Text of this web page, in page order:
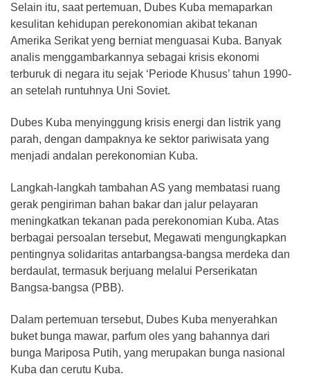
Selain itu, saat pertemuan, Dubes Kuba memaparkan
kesulitan kehidupan perekonomian akibat tekanan
Amerika Serikat yeng berniat menguasai Kuba. Banyak
analis menggambarkannya sebagai krisis ekonomi
terburuk di negara itu sejak ‘Periode Khusus’ tahun 1990-
an setelah runtuhnya Uni Soviet.
Dubes Kuba menyinggung krisis energi dan listrik yang
parah, dengan dampaknya ke sektor pariwisata yang
menjadi andalan perekonomian Kuba.
Langkah-langkah tambahan AS yang membatasi ruang
gerak pengiriman bahan bakar dan jalur pelayaran
meningkatkan tekanan pada perekonomian Kuba. Atas
berbagai persoalan tersebut, Megawati mengungkapkan
pentingnya solidaritas antarbangsa-bangsa merdeka dan
berdaulat, termasuk berjuang melalui Perserikatan
Bangsa-bangsa (PBB).
Dalam pertemuan tersebut, Dubes Kuba menyerahkan
buket bunga mawar, parfum oles yang bahannya dari
bunga Mariposa Putih, yang merupakan bunga nasional
Kuba dan cerutu Kuba.